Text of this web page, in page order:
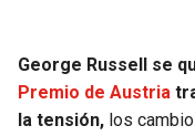
BEARS
SPURS
George Russell se
Premio de Austria
la tensión, los